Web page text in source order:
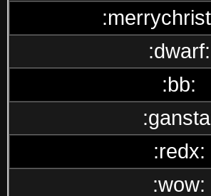
:dwarf:
:bb:
:redx:
:wow: